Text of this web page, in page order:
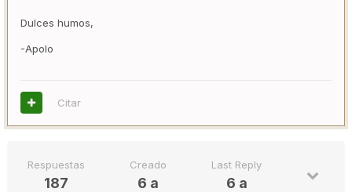
Dulces humos,
-Apolo
Citar
Respuestas
187
Creado
6 a
Last Reply
6 a